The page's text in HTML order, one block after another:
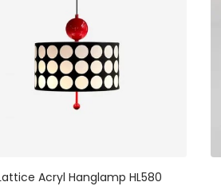
Acryl Hanglamp HL580